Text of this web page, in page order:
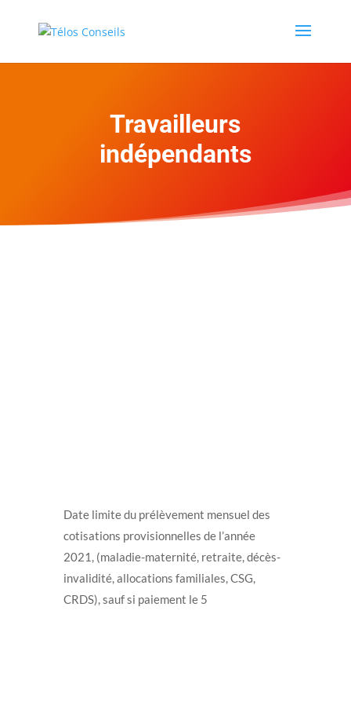
Travailleurs
indépendants
Date limite du prélèvement mensuel des
cotisations provisionnelles de l’année
2021, (maladie-maternité, retraite, décès-
invalidité, allocations familiales, CSG,
CRDS), sauf si paiement le 5